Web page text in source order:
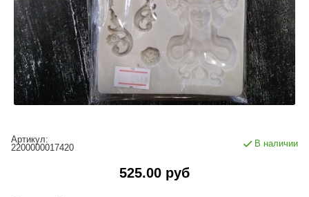
Артикул:
2200000017420
В наличии
525.00 руб